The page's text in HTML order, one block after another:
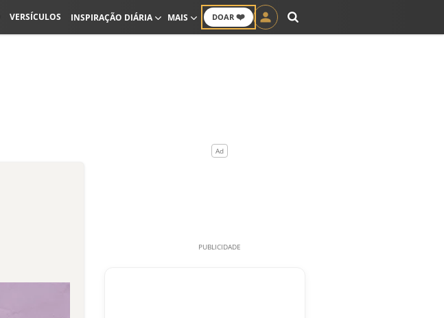
DOAR ❤️
VERSÍCULOS INSPIRAÇÃO DIÁRIA MAIS